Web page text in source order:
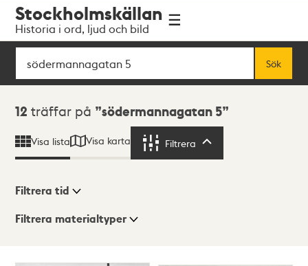
navigationen
huvudinnehållet
Stockholmskällan
Historia i ord, ljud och bild
Sök
Sök
Sökresultat
12 träffar på södermannagatan 5
Visa lista Visa karta Filtrera
Visningsläge
Filtrera tid
Filtrera materialtyper